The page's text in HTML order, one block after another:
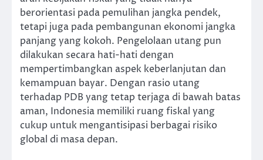
berorientasi pada pemulihan jangka pendek,
tetapi juga pada pembangunan ekonomi jangka
panjang yang kokoh. Pengelolaan utang pun
dilakukan secara hati-hati dengan
mempertimbangkan aspek keberlanjutan dan
kemampuan bayar. Dengan rasio utang
terhadap PDB yang tetap terjaga di bawah batas
aman, Indonesia memiliki ruang fiskal yang
cukup untuk mengantisipasi berbagai risiko
global di masa depan.